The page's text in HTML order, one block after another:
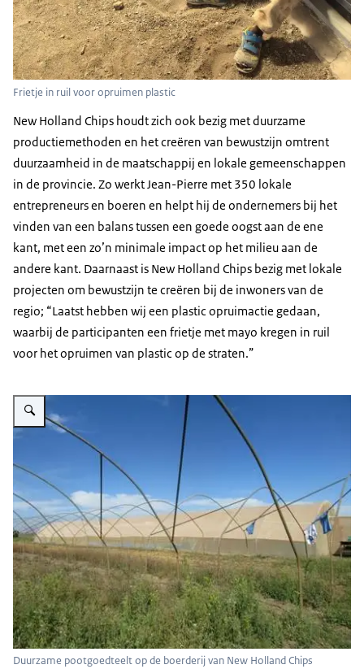
Frietje in ruil voor opruimen plastic
New Holland Chips houdt zich ook bezig met duurzame
productiemethoden en het creëren van bewustzijn omtrent
duurzaamheid in de maatschappij en lokale gemeenschappen
in de provincie. Zo werkt Jean-Pierre met 350 lokale
entrepreneurs en boeren en helpt hij de ondernemers bij het
vinden van een balans tussen een goede oogst aan de ene
kant, met een zo’n minimale impact op het milieu aan de
andere kant. Daarnaast is New Holland Chips bezig met lokale
projecten om bewustzijn te creëren bij de inwoners van de
regio; “Laatst hebben wij een plastic opruimactie gedaan,
waarbij de participanten een frietje met mayo kregen in ruil
voor het opruimen van plastic op de straten.”
Vergroot afbeelding Aardappelketen
Duurzame pootgoedteelt op de boerderij van New Holland Chips